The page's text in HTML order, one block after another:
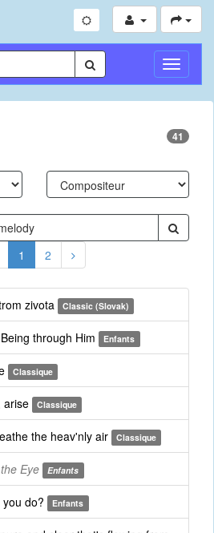
Toggle
41
1 2
zivota Classic (Slovak)
through Him Enfants
Classique
arise Classique
the heav'nly air Classique
Eye Enfants
do? Enfants